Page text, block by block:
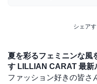
シェア
夏を彩るフェミニンな風
す LILLIAN CARAT 最新
ファッション好きの皆さ